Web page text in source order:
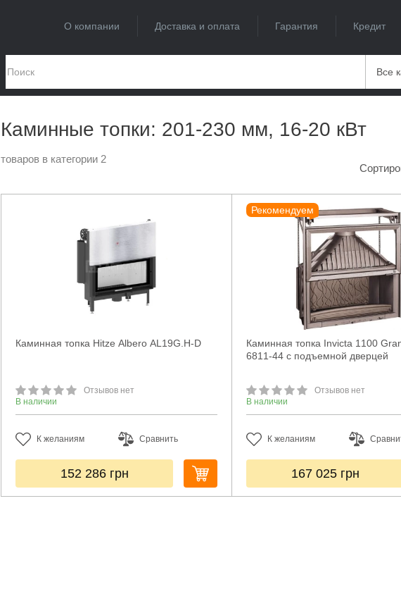
О компании Доставка и оплата Гарантия Кредит
Все
Каминные топки: 201-230 мм, 16-20 кВт
товаров в категории 2
Каминная топка Hitze Albero AL19G.H-D
Отзывов нет
В наличии
К желаниям Сравнить
152 286 грн
Рекомендуем
Каминная топка Invicta 1100
6811-44 с подъемной дверцей
Отзывов нет
В наличии
К желаниям
167 025 грн